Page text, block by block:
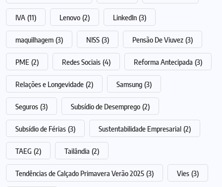
IVA (11) Lenovo (2) LinkedIn (3)
maquilhagem (3) NISS (3) Pensão De Viuvez (3)
PME (2) Redes Sociais (4) Reforma Antecipada (3)
Relações e Longevidade (2) Samsung (3)
Seguros (3) Subsídio de Desemprego (2)
Subsídio de Férias (3) Sustentabilidade Empresarial (2)
TAEG (2) Tailândia (2)
Tendências de Calçado Primavera Verão 2025 (3) Vies (3)